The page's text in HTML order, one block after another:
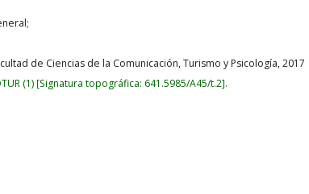
de Ciencias de la Comunicación, Turismo y Psicología,2017
(1) Signatura topográfica: 641.5985/A45/t.2 .